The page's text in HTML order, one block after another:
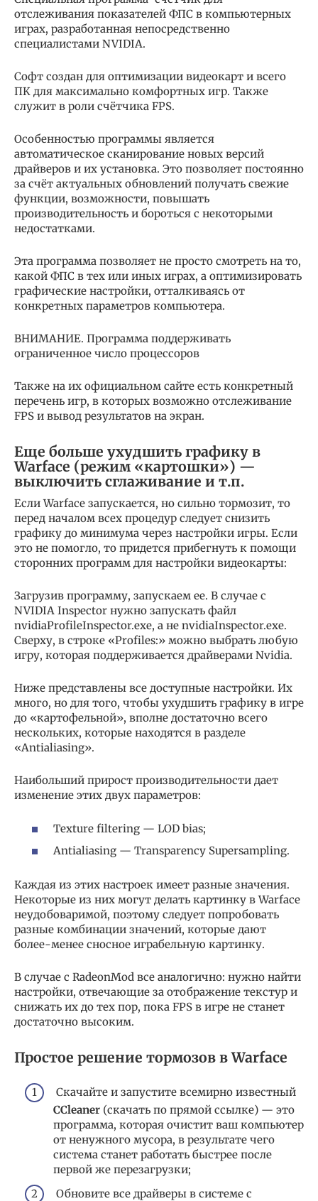
отслеживания показателей ФПС в компьютерных
играх, разработанная непосредственно
специалистами NVIDIA.
Софт создан для оптимизации видеокарт и всего
ПК для максимально комфортных игр. Также
служит в роли счётчика FPS.
Особенностью программы является
автоматическое сканирование новых версий
драйверов и их установка. Это позволяет постоянно
за счёт актуальных обновлений получать свежие
функции, возможности, повышать
производительность и бороться с некоторыми
недостатками.
Эта программа позволяет не просто смотреть на то,
какой ФПС в тех или иных играх, а оптимизировать
графические настройки, отталкиваясь от
конкретных параметров компьютера.
ВНИМАНИЕ. Программа поддерживать
ограниченное число процессоров
Также на их официальном сайте есть конкретный
перечень игр, в которых возможно отслеживание
FPS и вывод результатов на экран.
Еще больше ухудшить графику в
Warface (режим «картошки») —
выключить сглаживание и т.п.
Если Warface запускается, но сильно тормозит, то
перед началом всех процедур следует снизить
графику до минимума через настройки игры. Если
это не помогло, то придется прибегнуть к помощи
сторонних программ для настройки видеокарты:
Загрузив программу, запускаем ее. В случае с
NVIDIA Inspector нужно запускать файл
nvidiaProfileInspector.exe, а не nvidiaInspector.exe.
Сверху, в строке «Profiles:» можно выбрать любую
игру, которая поддерживается драйверами Nvidia.
Ниже представлены все доступные настройки. Их
много, но для того, чтобы ухудшить графику в игре
до «картофельной», вполне достаточно всего
нескольких, которые находятся в разделе
«Antialiasing».
Наибольший прирост производительности дает
изменение этих двух параметров:
Texture filtering — LOD bias;
Antialiasing — Transparency Supersampling.
Каждая из этих настроек имеет разные значения.
Некоторые из них могут делать картинку в Warface
неудобоваримой, поэтому следует попробовать
разные комбинации значений, которые дают
более-менее сносное играбельную картинку.
В случае с RadeonMod все аналогично: нужно найти
настройки, отвечающие за отображение текстур и
снижать их до тех пор, пока FPS в игре не станет
достаточно высоким.
Простое решение тормозов в Warface
Скачайте и запустите всемирно известный
CCleaner (скачать по прямой ссылке) — это
программа, которая очистит ваш компьютер
от ненужного мусора, в результате чего
система станет работать быстрее после
первой же перезагрузки;
Обновите все драйверы в системе с